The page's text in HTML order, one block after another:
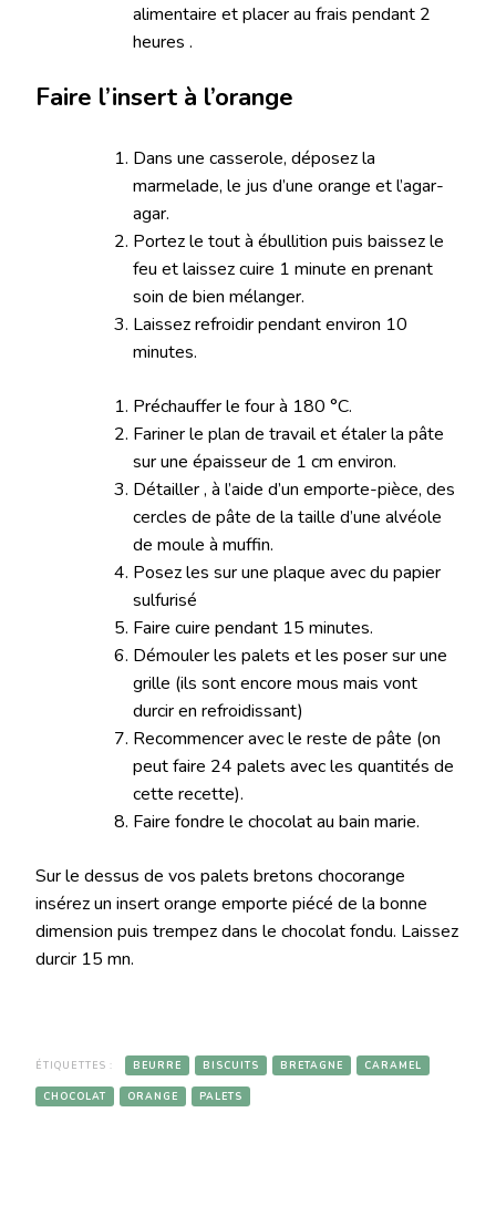
alimentaire et placer au frais pendant 2
heures .
Faire l’insert à l’orange
Dans une casserole, déposez la
marmelade, le jus d’une orange et l’agar-
agar.
Portez le tout à ébullition puis baissez le
feu et laissez cuire 1 minute en prenant
soin de bien mélanger.
Laissez refroidir pendant environ 10
minutes.
Préchauffer le four à 180 °C.
Fariner le plan de travail et étaler la pâte
sur une épaisseur de 1 cm environ.
Détailler , à l’aide d’un emporte-pièce, des
cercles de pâte de la taille d’une alvéole
de moule à muffin.
Posez les sur une plaque avec du papier
sulfurisé
Faire cuire pendant 15 minutes.
Démouler les palets et les poser sur une
grille (ils sont encore mous mais vont
durcir en refroidissant)
Recommencer avec le reste de pâte (on
peut faire 24 palets avec les quantités de
cette recette).
Faire fondre le chocolat au bain marie.
Sur le dessus de vos palets bretons chocorange
insérez un insert orange emporte piécé de la bonne
dimension puis trempez dans le chocolat fondu. Laissez
durcir 15 mn.
ÉTIQUETTES : BEURRE BISCUITS BRETAGNE CARAMEL
CHOCOLAT ORANGE PALETS